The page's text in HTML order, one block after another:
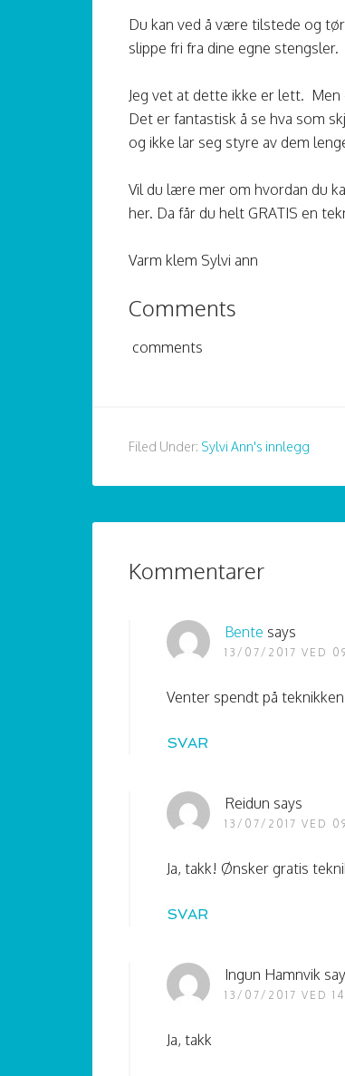
Du kan ved å være tilstede og
slippe fri fra dine egne stengsler.
Jeg vet at dette ikke er lett.
Det er fantastisk å se hva som
og ikke lar seg styre av dem
Vil du lære mer om hvordan du
her. Da får du helt GRATIS en
Varm klem Sylvi ann
Comments
comments
Filed Under: Sylvi Ann's innlegg
Kommentarer
Bente says
13/07/2017 VED
Venter spendt på teknikken
SVAR
Reidun says
13/07/2017 VED
Ja, takk! Ønsker gratis
SVAR
Ingun Hamnvik
13/07/2017 VED
Ja, takk